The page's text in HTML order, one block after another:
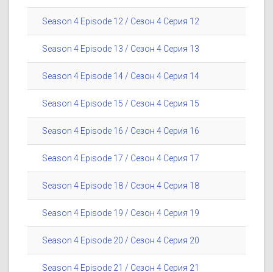
Season 4 Episode 12 / Сезон 4 Серия 12
Season 4 Episode 13 / Сезон 4 Серия 13
Season 4 Episode 14 / Сезон 4 Серия 14
Season 4 Episode 15 / Сезон 4 Серия 15
Season 4 Episode 16 / Сезон 4 Серия 16
Season 4 Episode 17 / Сезон 4 Серия 17
Season 4 Episode 18 / Сезон 4 Серия 18
Season 4 Episode 19 / Сезон 4 Серия 19
Season 4 Episode 20 / Сезон 4 Серия 20
Season 4 Episode 21 / Сезон 4 Серия 21